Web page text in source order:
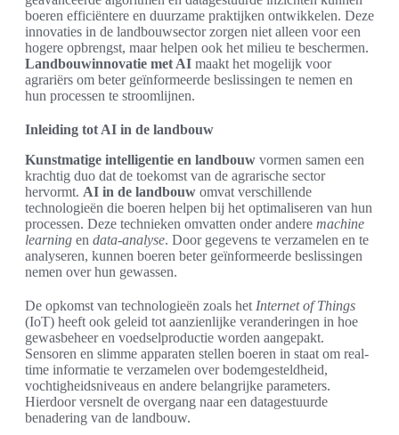
boeren efficiëntere en duurzame praktijken ontwikkelen. Deze
innovaties in de landbouwsector zorgen niet alleen voor een
hogere opbrengst, maar helpen ook het milieu te beschermen.
Landbouwinnovatie met AI maakt het mogelijk voor
agrariërs om beter geïnformeerde beslissingen te nemen en
hun processen te stroomlijnen.
Inleiding tot AI in de landbouw
Kunstmatige intelligentie en landbouw vormen samen een
krachtig duo dat de toekomst van de agrarische sector
hervormt. AI in de landbouw omvat verschillende
technologieën die boeren helpen bij het optimaliseren van hun
processen. Deze technieken omvatten onder andere machine
learning en data-analyse. Door gegevens te verzamelen en te
analyseren, kunnen boeren beter geïnformeerde beslissingen
nemen over hun gewassen.
De opkomst van technologieën zoals het Internet of Things
(IoT) heeft ook geleid tot aanzienlijke veranderingen in hoe
gewasbeheer en voedselproductie worden aangepakt.
Sensoren en slimme apparaten stellen boeren in staat om real-
time informatie te verzamelen over bodemgesteldheid,
vochtigheidsniveaus en andere belangrijke parameters.
Hierdoor versnelt de overgang naar een datagestuurde
benadering van de landbouw.